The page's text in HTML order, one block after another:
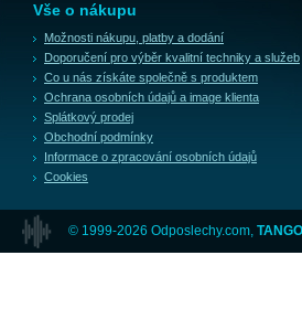
Vše o nákupu
Možnosti nákupu, platby a dodání
Doporučení pro výběr kvalitní techniky a služeb
Co u nás získáte společně s produktem
Ochrana osobních údajů a image klienta
Splátkový prodej
Obchodní podmínky
Informace o zpracování osobních údajů
Cookies
© 1999-2026 Odposlechy.com,